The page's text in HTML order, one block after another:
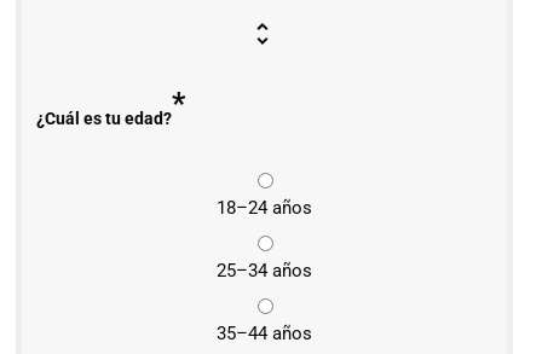
¿Cuál es tu edad?*
18–24 años
25–34 años
35–44 años